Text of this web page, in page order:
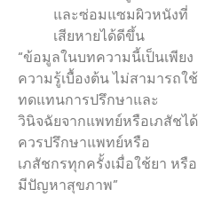
และซ่อมแซมผิวหนังที่
เสียหายได้ดีขึ้น
“ข้อมูลในบทความนี้เป็นเพียง
ความรู้เบื้องต้น ไม่สามารถใช้
ทดแทนการปรึกษาและ
วินิจฉัยจากแพทย์หรือเภสัชได้
ควรปรึกษาแพทย์หรือ
เภสัชกรทุกครั้งเมื่อใช้ยา หรือ
มีปัญหาสุขภาพ”